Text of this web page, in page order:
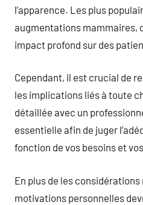
l’apparence. Les plus
augmentations mammaires,
impact profond sur des
Cependant, il est crucial de
les implications liés à toute
détaillée avec un
essentielle afin de juger
fonction de vos besoins et
En plus de les
motivations personnelles